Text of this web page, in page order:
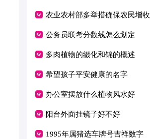
农业农村部多举措确保农民增收
公务员联考分数线怎么划定
多肉植物的缀化和锦的概述
希望孩子平安健康的名字
办公室摆放什么植物风水好
阳台外面挂镜子好不好
1995年属猪选车牌号吉祥数字